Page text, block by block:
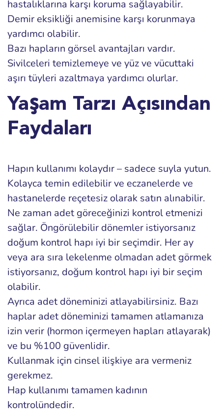
hastalıklarına karşı koruma sağlayabilir.
Demir eksikliği anemisine karşı korunmaya
yardımcı olabilir.
Bazı hapların görsel avantajları vardır.
Sivilceleri temizlemeye ve yüz ve vücuttaki
aşırı tüyleri azaltmaya yardımcı olurlar.
Yaşam Tarzı Açısından
Faydaları
Hapın kullanımı kolaydır – sadece suyla yutun.
Kolayca temin edilebilir ve eczanelerde ve
hastanelerde reçetesiz olarak satın alınabilir.
Ne zaman adet göreceğinizi kontrol etmenizi
sağlar. Öngörülebilir dönemler istiyorsanız
doğum kontrol hapı iyi bir seçimdir. Her ay
veya ara sıra lekelenme olmadan adet görmek
istiyorsanız, doğum kontrol hapı iyi bir seçim
olabilir.
Ayrıca adet döneminizi atlayabilirsiniz. Bazı
haplar adet döneminizi tamamen atlamanıza
izin verir (hormon içermeyen hapları atlayarak)
ve bu %100 güvenlidir.
Kullanmak için cinsel ilişkiye ara vermeniz
gerekmez.
Hap kullanımı tamamen kadının
kontrolündedir.